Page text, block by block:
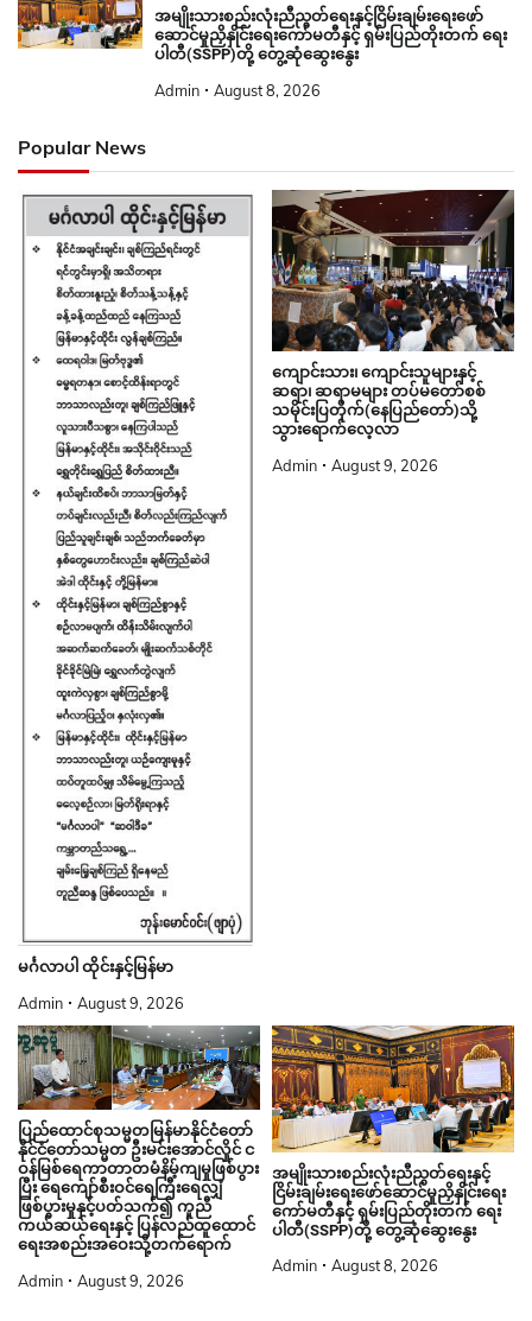
အမျိုးသားစည်းလုံးညီညွတ်ရေးနှင့်ငြိမ်းချမ်းရေးဖော်
ဆောင်မှုညှိနှိုင်းရေးကော်မတီနှင့် ရှမ်းပြည်တိုးတက် ရေး
ပါတီ(SSPP)တို့ တွေ့ဆုံဆွေးနွေး
Admin August 8, 2026
Popular News
မင်္ဂလာပါ ထိုင်းနှင့်မြန်မာ
Admin August 9, 2026
ကျောင်းသား၊ ကျောင်းသူများနှင့်
ဆရာ၊ ဆရာမများ တပ်မတော်စစ်
သမိုင်းပြတိုက်(နေပြည်တော်)သို့
သွားရောက်လေ့လာ
Admin August 9, 2026
ပြည်ထောင်စုသမ္မတမြန်မာနိုင်ငံတော်
နိုင်ငံတော်သမ္မတ ဦးမင်းအောင်လှိုင် င
ဝန်မြစ်ရေကာတာတမံနိမ့်ကျမှုဖြစ်ပွား
ပြီး ရေကျော်စီးဝင်ရေကြီးရေလျှံ
ဖြစ်ပွားမှုနှင့်ပတ်သက်၍ ကူညီ
ကယ်ဆယ်ရေးနှင့် ပြန်လည်ထူထောင်
ရေးအစည်းအဝေးသို့တက်ရောက်
Admin August 9, 2026
အမျိုးသားစည်းလုံးညီညွတ်ရေးနှင့်
ငြိမ်းချမ်းရေးဖော်ဆောင်မှုညှိနှိုင်းရေး
ကော်မတီနှင့် ရှမ်းပြည်တိုးတက် ရေး
ပါတီ(SSPP)တို့ တွေ့ဆုံဆွေးနွေး
Admin August 8, 2026